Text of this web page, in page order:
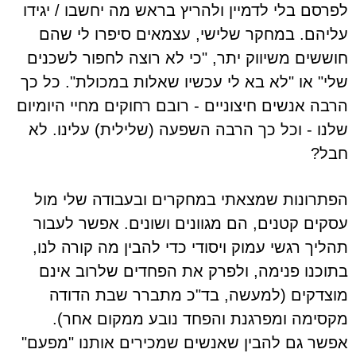
לפרסם בלי לדמיין ולהריץ בראש מה יחשבו / יגידו
עליהם. במחקר שלישי, עצמאים סיפרו לי שהם
חוששים משיווק יתר, "כי לא רוצה לחפור לשכנים
שלי" או "לא בא לי עכשיו שאלות במכולת". כל כך
הרבה אנשים חיצוניים - רובם רחוקים מחיי היומיום
שלנו - וכל כך הרבה השפעה (שלילית) עלינו. לא
חבל?
הפתרונות שמצאתי במחקרים ובעבודה שלי מול
עסקים קטנים, הם מגוונים ושונים. אפשר לעבור
תהליך רגשי עמוק ויסודי כדי להבין מה קורה לנו,
בתוכנו פנימה, ולפרק את הפחדים שלרוב אינם
מוצדקים (למעשה, בד"כ מתברר שבת הדודה
מקסימה ומפרגנת והפחד נובע ממקום אחר).
אפשר גם להבין שאנשים שמכירים אותנו "מפעם"